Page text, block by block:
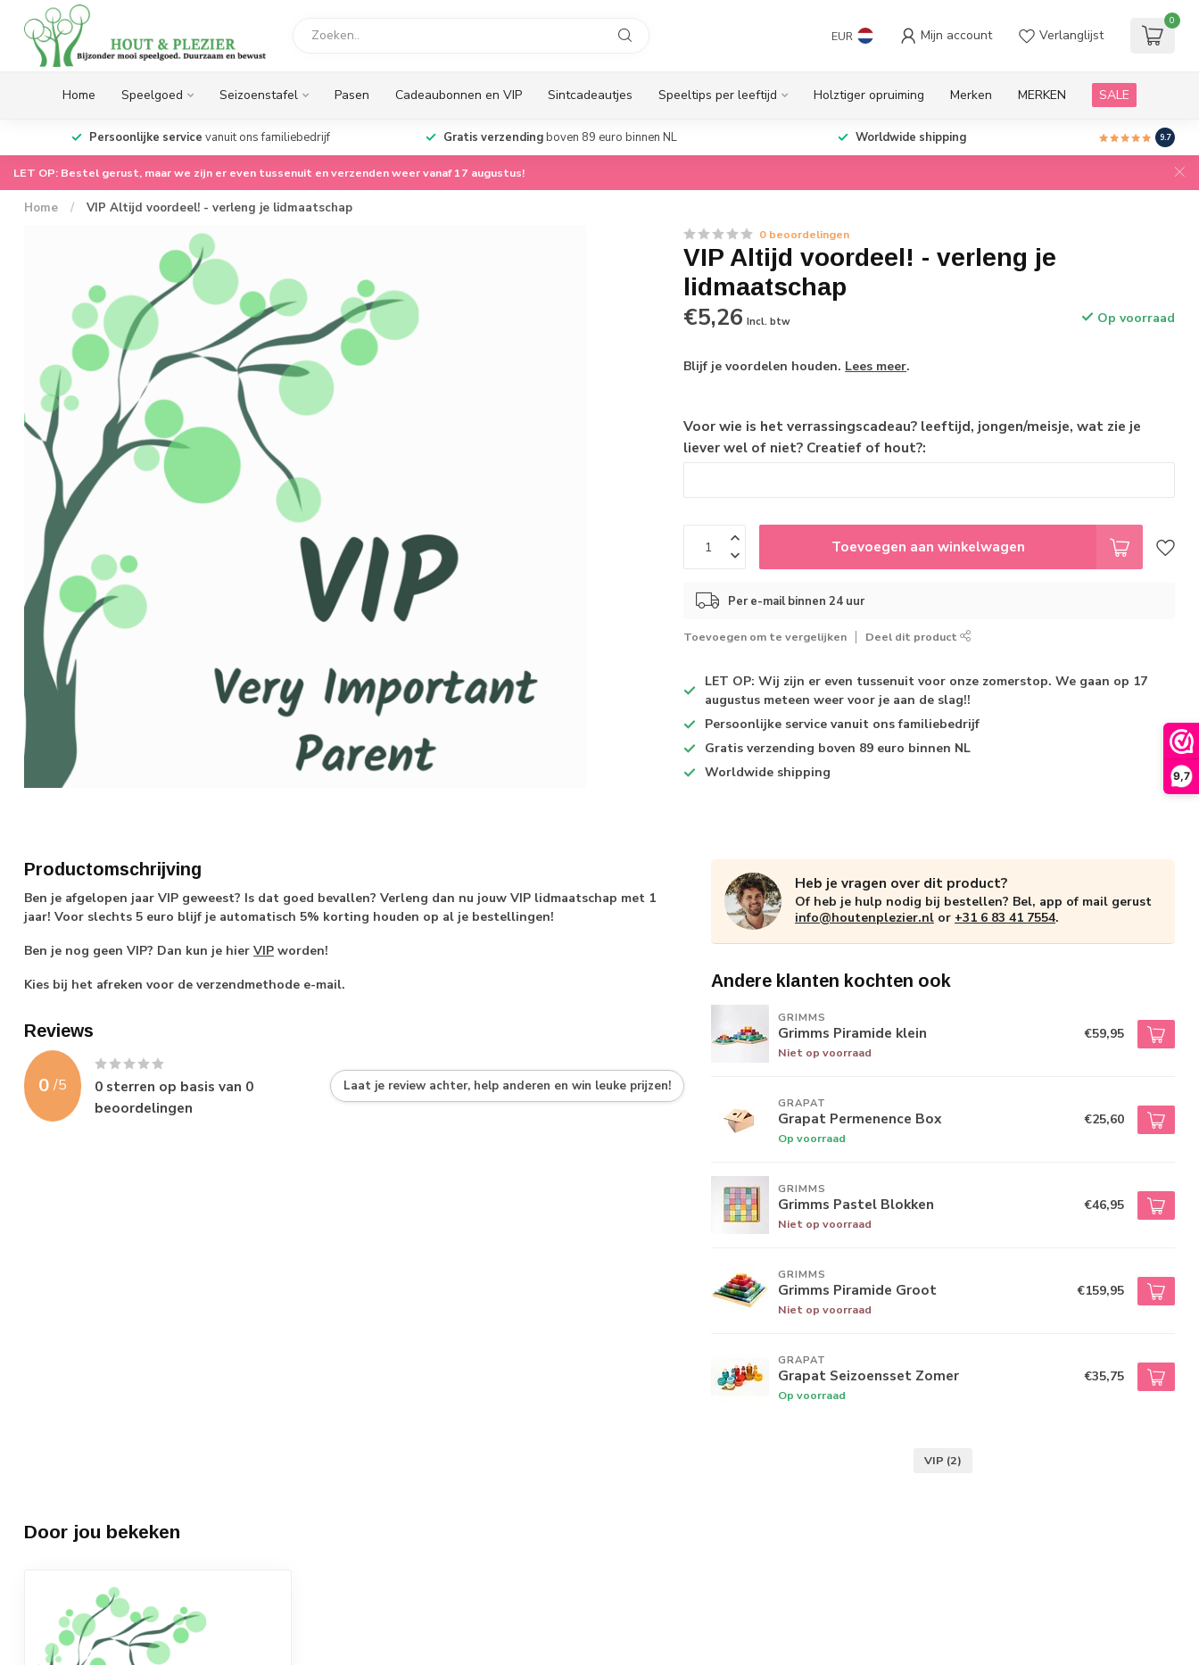
9,7
EUR Mijn account Verlanglijst
0
Home Speelgoed Seizoenstafel Pasen Cadeaubonnen en VIP Sintcadeautjes Speeltips per leeftijd Holztiger opruiming Merken MERKEN SALE
Persoonlijke service vanuit ons familiebedrijf Gratis verzendingboven 89 euro binnen NL Worldwide shipping 9.7
LET OP: Bestel gerust, maar we zijn er even tussenuit en verzenden weer vanaf 17 augustus!
Home / VIP Altijd voordeel! - verleng je lidmaatschap
0 beoordelingen
VIP Altijd voordeel! - verleng je
lidmaatschap
€5,26 Incl. btw Op voorraad
Blijf je voordelen houden. Lees meer.
Voor wie is het verrassingscadeau? leeftijd, jongen/meisje, wat zie je
liever wel of niet? Creatief of hout?:
Toevoegen aan winkelwagen
Per e-mail binnen 24 uur
Toevoegen om te vergelijken Deel dit product
LET OP: Wij zijn er even tussenuit voor onze zomerstop. We gaan op 17
augustus meteen weer voor je aan de slag!!
Persoonlijke service vanuit ons familiebedrijf
Gratis verzending boven 89 euro binnen NL
Worldwide shipping
Productomschrijving
Ben je afgelopen jaar VIP geweest? Is dat goed bevallen? Verleng dan nu jouw VIP lidmaatschap met 1
jaar! Voor slechts 5 euro blijf je automatisch 5% korting houden op al je bestellingen!
Ben je nog geen VIP? Dan kun je hier VIP worden!
Kies bij het afreken voor de verzendmethode e-mail.
Reviews
0 /5 0 sterren op basis van 0
beoordelingen
Laat je review achter, help anderen en win leuke prijzen!
Heb je vragen over dit product?
Of heb je hulp nodig bij bestellen? Bel, app of mail gerust
info@houtenplezier.nl or +31 6 83 41 7554.
Andere klanten kochten ook
GRIMMS
Grimms Piramide klein
Niet op voorraad
€59,95
GRAPAT
Grapat Permenence Box
Op voorraad
€25,60
GRIMMS
Grimms Pastel Blokken
Niet op voorraad
€46,95
GRIMMS
Grimms Piramide Groot
Niet op voorraad
€159,95
GRAPAT
Grapat Seizoensset Zomer
Op voorraad
€35,75
VIP (2)
Door jou bekeken